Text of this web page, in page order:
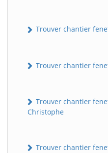
Trouver chantier
Trouver chantier
Trouver chantier
Christophe
Trouver chantier